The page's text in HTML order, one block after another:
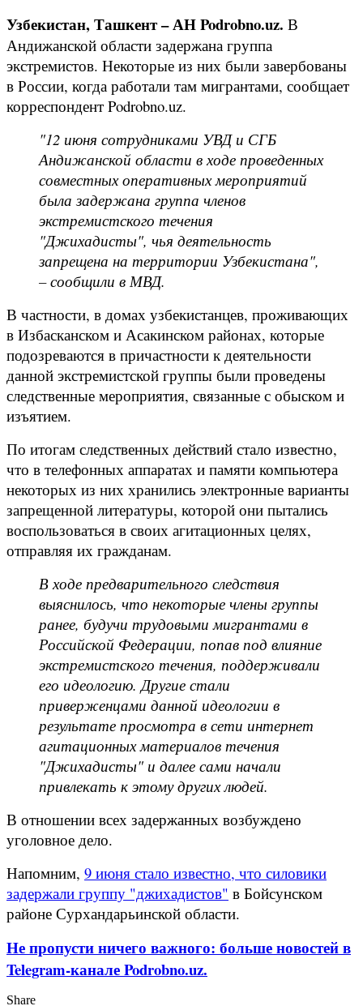
Узбекистан, Ташкент – АН Podrobno.uz. В
Андижанской области задержана группа
экстремистов. Некоторые из них были завербованы
в России, когда работали там мигрантами, сообщает
корреспондент Podrobno.uz.
"12 июня сотрудниками УВД и СГБ
Андижанской области в ходе проведенных
совместных оперативных мероприятий
была задержана группа членов
экстремистского течения
"Джихадисты", чья деятельность
запрещена на территории Узбекистана",
– сообщили в МВД.
В частности, в домах узбекистанцев, проживающих
в Избасканском и Асакинском районах, которые
подозреваются в причастности к деятельности
данной экстремистской группы были проведены
следственные мероприятия, связанные с обыском и
изъятием.
По итогам следственных действий стало известно,
что в телефонных аппаратах и памяти компьютера
некоторых из них хранились электронные варианты
запрещенной литературы, которой они пытались
воспользоваться в своих агитационных целях,
отправляя их гражданам.
В ходе предварительного следствия
выяснилось, что некоторые члены группы
ранее, будучи трудовыми мигрантами в
Российской Федерации, попав под влияние
экстремистского течения, поддерживали
его идеологию. Другие стали
приверженцами данной идеологии в
результате просмотра в сети интернет
агитационных материалов течения
"Джихадисты" и далее сами начали
привлекать к этому других людей.
В отношении всех задержанных возбуждено
уголовное дело.
Напомним, 9 июня стало известно, что силовики
задержали группу "джихадистов" в Бойсунском
районе Сурхандарьинской области.
Не пропусти ничего важного: больше новостей в
Telegram-канале Podrobno.uz.
Share